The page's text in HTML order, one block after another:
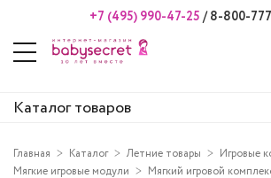
+7 (495) 990-47-25 /8-800-
Каталог товаров
Главная Каталог Летние товары
Игровые
Мягкие игровые модули
Мягкий игровой